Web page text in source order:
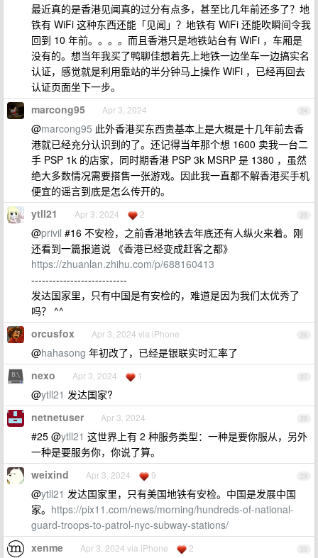
最近真的是香港见闻真的过分有点多，甚至比几年前还多了？地
铁有 WiFi 这种东西还能「见闻」？地铁有 WiFi 还能吹瞬间令我
回到 10 年前。。。。而且香港只是地铁站台有 WiFi ，车厢是
没有的。想当年我买了鸭聊佳想着先上地铁一边坐车一边搞实名
认证，感觉就是利用靠站的半分钟马上操作 WiFi ，已经再回去
认证页面坐下一步。
24
marcong95 Apr 3, 2024
@marcong95 此外香港买东西贵基本上是大概是十几年前去香
港就已经充分认识到的了。还记得当年那个想 1600 卖我一台二
手 PSP 1k 的店家，同时期香港 PSP 3k MSRP 是 1380 ，虽然
绝大多数情况需要搭售一张游戏。因此我一直都不解香港买手机
便宜的谣言到底是怎么传开的。
25
ytll21 Apr 3, 2024 2
@privil #16 不安检，之前香港地铁去年底还有人纵火来着。刚
还看到一篇报道说 《香港已经变成赶客之都》
https://zhuanlan.zhihu.com/p/688160413
---------------------------
发达国家里，只有中国是有安检的，难道是因为我们太优秀了
吗？ ^^
26
orcusfox Apr 3, 2024 via iPhone
@hahasong 年初改了，已经是银联实时汇率了
27
nexo Apr 3, 2024 1
@ytll21 发达国家?
28
netnetuser Apr 3, 2024
#25 @ytll21 这世界上有 2 种服务类型：一种是要你服从，另外
一种是要服务你，你说了算。
29
weixind Apr 3, 2024 9
@ytll21 发达国家里，只有美国地铁有安检。中国是发展中国
家。 https://pix11.com/news/morning/hundreds-of-national-
guard-troops-to-patrol-nyc-subway-stations/
30
xenme Apr 3, 2024 via iPhone 2